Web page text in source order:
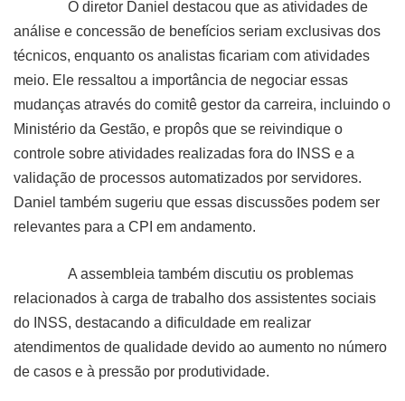
O diretor Daniel destacou que as atividades de
análise e concessão de benefícios seriam exclusivas dos
técnicos, enquanto os analistas ficariam com atividades
meio. Ele ressaltou a importância de negociar essas
mudanças através do comitê gestor da carreira, incluindo o
Ministério da Gestão, e propôs que se reivindique o
controle sobre atividades realizadas fora do INSS e a
validação de processos automatizados por servidores.
Daniel também sugeriu que essas discussões podem ser
relevantes para a CPI em andamento.
A assembleia também discutiu os problemas
relacionados à carga de trabalho dos assistentes sociais
do INSS, destacando a dificuldade em realizar
atendimentos de qualidade devido ao aumento no número
de casos e à pressão por produtividade.